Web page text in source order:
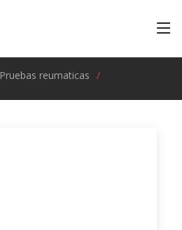
Pruebas reumaticas